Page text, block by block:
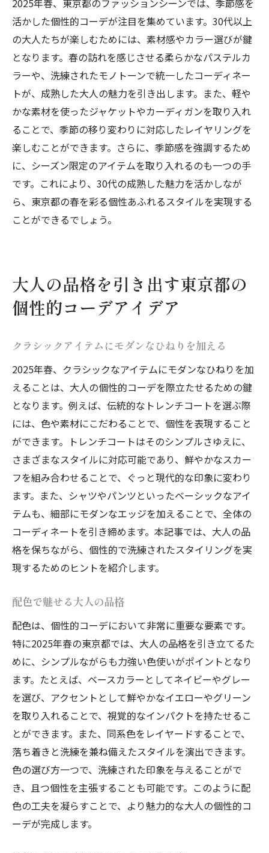
活かした個性的コーデが注目を集めています。30代以上
の大人たちが楽しむためには、素材感やカラー選びが鍵
となります。春の訪れを感じさせる柔らかなパステルカ
ラーや、洗練されたモノトーンで統一したコーディネー
トが、成熟した大人の魅力を引き出します。また、軽や
かな素材を使ったジャケットやカーディガンを取り入れ
ることで、季節の移り変わりに対応したレイヤリングを
楽しむことができます。さらに、季節感を強調するため
に、シーズン限定のアイテムを取り入れるのも一つの手
です。これにより、30代の成熟した魅力を活かしなが
ら、東京都の春を彩る個性あふれるスタイルを実現する
ことができるでしょう。
大人の品格を引き出す東京都の
個性的コーデアイデア
クラシックアイテムにモダンなひねりを加える
2025年春、クラシックなアイテムにモダンなひねりを加
えることは、大人の個性的コーデを際立たせるための鍵
となります。例えば、伝統的なトレンチコートを選ぶ際
には、色や素材にこだわることで、個性を表現すること
ができます。トレンチコートはそのシンプルさゆえに、
さまざまなスタイルに対応可能であり、鮮やかなスカー
フを組み合わせることで、ぐっと現代的な印象に変わり
ます。また、シャツやパンツといったベーシックなアイ
テムも、細部にモダンなエッジを加えることで、全体の
コーディネートを引き締めます。本記事では、大人の品
格を保ちながら、個性的で洗練されたスタイリングを実
現するためのヒントを紹介します。
配色で魅せる大人の品格
配色は、個性的コーデにおいて非常に重要な要素です。
特に2025年春の東京都では、大人の品格を引き立てるた
めに、シンプルながらも力強い色使いがポイントとなり
ます。たとえば、ベースカラーとしてネイビーやグレー
を選び、アクセントとして鮮やかなイエローやグリーン
を取り入れることで、視覚的なインパクトを持たせるこ
とができます。また、同系色をレイヤードすることで、
落ち着きと洗練を兼ね備えたスタイルを演出できます。
色の選び方一つで、洗練された印象を与えることがで
き、且つ個性を主張することも可能です。このように配
色の工夫を凝らすことで、より魅力的な大人の個性的コ
ーデが完成します。